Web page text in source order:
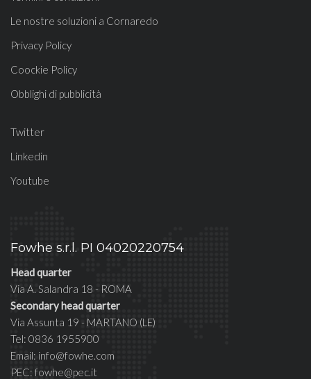
Le nostre soluzioni a Cornaredo
Privacy Policy
Coockie Policy
Obblighi di pubblicità
Twitter
Linkedin
Youtube
Fowhe s.r.l. PI 04020220754
Head quarter
Via A. Salandra 18 - ROMA
Secondary head quarter
Via Assunta 19 - MARTANO (LE)
Tel: 0836 1955900
Email: info@fowhe.com
PEC: fowhe@pec.it